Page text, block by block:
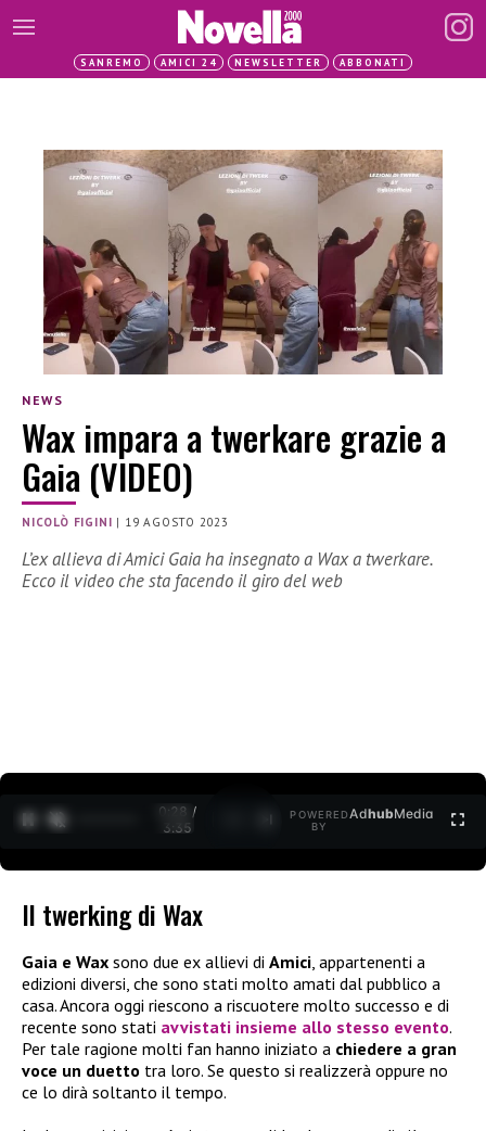
SANREMO AMICI 24 NEWSLETTER ABBONATI
NEWS
Wax impara a twerkare grazie a
Gaia (VIDEO)
NICOLÒ FIGINI | 19 AGOSTO 2023
L’ex allieva di Amici Gaia ha insegnato a Wax a twerkare.
Ecco il video che sta facendo il giro del web
0:30 /
3:35
POWERED
BY
AdhubMedia
Il twerking di Wax
Gaia e Wax sono due ex allievi di Amici, appartenenti a
edizioni diversi, che sono stati molto amati dal pubblico a
casa. Ancora oggi riescono a riscuotere molto successo e di
recente sono stati avvistati insieme allo stesso evento.
Per tale ragione molti fan hanno iniziato a chiedere a gran
voce un duetto tra loro. Se questo si realizzerà oppure no
ce lo dirà soltanto il tempo.